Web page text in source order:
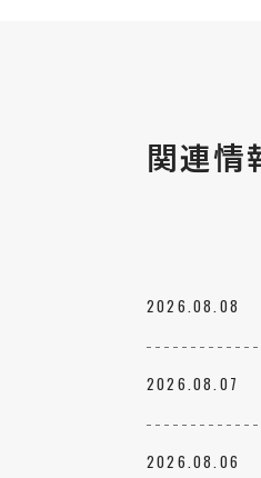
関連情
2026.08.08
2026.08.07
2026.08.06